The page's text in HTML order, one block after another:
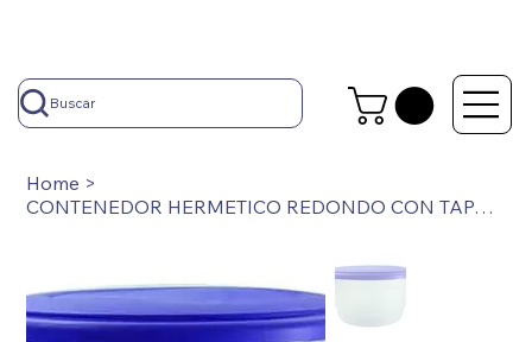
Buscar
Home >
CONTENEDOR HERMETICO REDONDO CON TAPA 10 LT